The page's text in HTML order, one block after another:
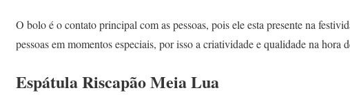
O bolo é o contato principal com as pessoas, pois ele esta presente na
pessoas em momentos especiais, por isso a criatividade e qualidade na hora
Espátula Riscapão Meia Lua